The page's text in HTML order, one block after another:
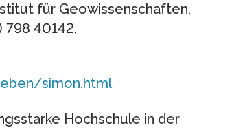
für Geowissenschaften,
798 40142,
simon.html
Hochschule in der